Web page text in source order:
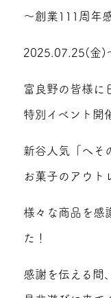
～創業111周年
2025.07.25(金)
富良野の皆様に
特別イベント開
新谷人気「へそ
お菓子のアウト
様々な商品を感
た！
感謝を伝える間